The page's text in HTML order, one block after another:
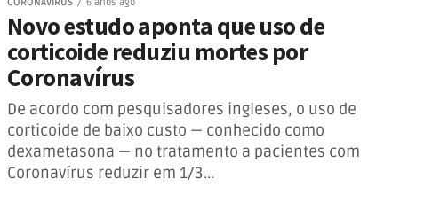
Novo estudo aponta que uso de
corticoide reduziu mortes por
Coronavírus
De acordo com pesquisadores ingleses, o uso de
corticoide de baixo custo — conhecido como
dexametasona — no tratamento a pacientes com
Coronavírus reduzir em 1/3...